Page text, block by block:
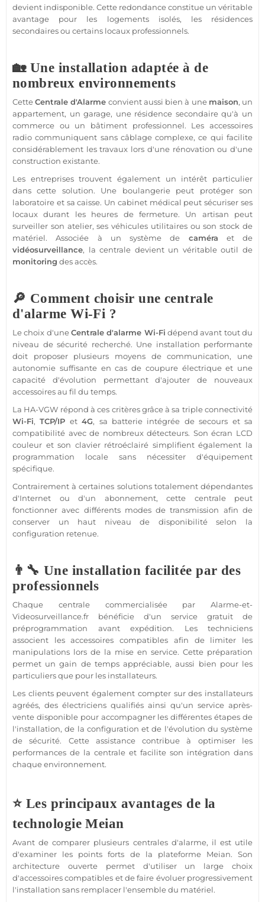
devient indisponible. Cette redondance constitue un véritable
avantage pour les logements isolés, les résidences
secondaires ou certains locaux professionnels.
🏡 Une installation adaptée à de
nombreux environnements
CetteCentrale d'Alarme convient aussi bien à une maison, un
appartement, un garage, une résidence secondaire qu'à un
commerce ou un bâtiment professionnel. Les accessoires
radio communiquent sans câblage complexe, ce qui facilite
considérablement les travaux lors d'une rénovation ou d'une
construction existante.
Les entreprises trouvent également un intérêt particulier
dans cette solution. Une boulangerie peut protéger son
laboratoire et sa caisse. Un cabinet médical peut sécuriser ses
locaux durant les heures de fermeture. Un artisan peut
surveiller son atelier, ses véhicules utilitaires ou son stock de
matériel. Associée à un système de caméra et de
vidéosurveillance, la centrale devient un véritable outil de
monitoring des accès.
🔎 Comment choisir une centrale
d'alarme Wi-Fi ?
Le choix d'uneCentrale d'alarme Wi-Fi dépend avant tout du
niveau de sécurité recherché. Une installation performante
doit proposer plusieurs moyens de communication, une
autonomie suffisante en cas de coupure électrique et une
capacité d'évolution permettant d'ajouter de nouveaux
accessoires au fil du temps.
La HA-VGW répond à ces critères grâce à sa triple connectivité
Wi-Fi,TCP/IP et4G, sa batterie intégrée de secours et sa
compatibilité avec de nombreux détecteurs. Son écran LCD
couleur et son clavier rétroéclairé simplifient également la
programmation locale sans nécessiter d'équipement
spécifique.
Contrairement à certaines solutions totalement dépendantes
d'Internet ou d'un abonnement, cette centrale peut
fonctionner avec différents modes de transmission afin de
conserver un haut niveau de disponibilité selon la
configuration retenue.
👨‍🔧 Une installation facilitée par des
professionnels
Chaque centrale commercialisée par Alarme-et-
Videosurveillance.fr bénéficie d'un service gratuit de
préprogrammation avant expédition. Les techniciens
associent les accessoires compatibles afin de limiter les
manipulations lors de la mise en service. Cette préparation
permet un gain de temps appréciable, aussi bien pour les
particuliers que pour les installateurs.
Les clients peuvent également compter sur des installateurs
agréés, des électriciens qualifiés ainsi qu'un service après-
vente disponible pour accompagner les différentes étapes de
l'installation, de la configuration et de l'évolution du système
de sécurité. Cette assistance contribue à optimiser les
performances de la centrale et facilite son intégration dans
chaque environnement.
⭐ Les principaux avantages de la
technologie Meian
Avant de comparer plusieurs centrales d'alarme, il est utile
d'examiner les points forts de la plateforme Meian. Son
architecture ouverte permet d'utiliser un large choix
d'accessoires compatibles et de faire évoluer progressivement
l'installation sans remplacer l'ensemble du matériel.